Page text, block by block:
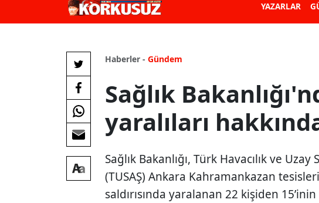
YAZARLAR
Haberler - Gündem
Sağlık
yaralıları
Sağlık Bakanlığı, Türk Havacılık ve
(TUSAŞ) Ankara Kahramankazan
saldırısında yaralanan 22 kişiden